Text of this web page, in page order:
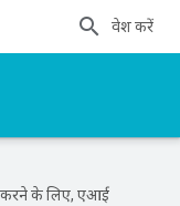
प्रवेश करें
करने के लिए, एआई